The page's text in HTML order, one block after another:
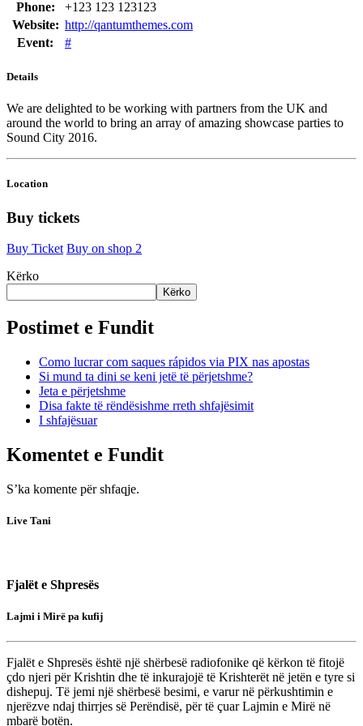
Phone:
+123 123 123123
Website: http://qantumthemes.com
Event:
#
Details
We are delighted to be working with partners from the UK and
around the world to bring an array of amazing showcase parties to
Sound City 2016.
Location
Buy tickets
Buy Ticket Buy on shop 2
Kërko
Kërko
Postimet e Fundit
Como lucrar com saques rápidos via PIX nas apostas
Si mund ta dini se keni jetë të përjetshme?
Jeta e përjetshme
Disa fakte të rëndësishme rreth shfajësimit
I shfajësuar
Komentet e Fundit
S’ka komente për shfaqje.
Live Tani
Fjalët e Shpresës
Lajmi i Mirë pa kufij
Fjalët e Shpresës është një shërbesë radiofonike që kërkon të fitojë
çdo njeri për Krishtin dhe të inkurajojë të Krishterët në jetën e tyre si
dishepuj. Të jemi një shërbesë besimi, e varur në përkushtimin e
njerëzve ndaj thirrjes së Perëndisë, për të çuar Lajmin e Mirë në
mbarë botën.